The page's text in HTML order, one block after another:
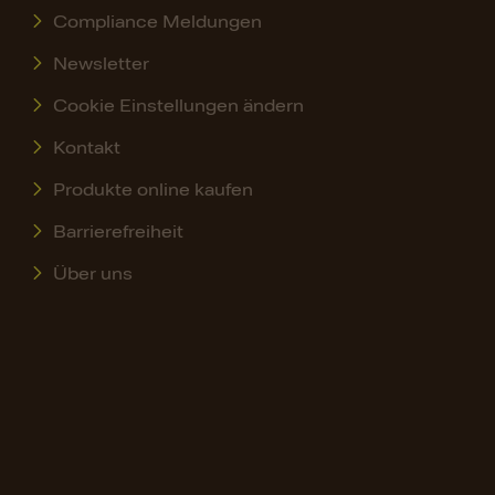
Compliance Meldungen
Newsletter
Cookie Einstellungen ändern
Kontakt
Produkte online kaufen
Barrierefreiheit
Über uns